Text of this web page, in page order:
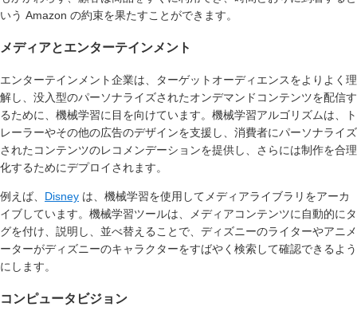
いう Amazon の約束を果たすことができます。
メディアとエンターテインメント
エンターテインメント企業は、ターゲットオーディエンスをよりよく理
解し、没入型のパーソナライズされたオンデマンドコンテンツを配信す
るために、機械学習に目を向けています。機械学習アルゴリズムは、ト
レーラーやその他の広告のデザインを支援し、消費者にパーソナライズ
されたコンテンツのレコメンデーションを提供し、さらには制作を合理
化するためにデプロイされます。
例えば、 Disney は、機械学習を使用してメディアライブラリをアーカ
イブしています。機械学習ツールは、メディアコンテンツに自動的にタ
グを付け、説明し、並べ替えることで、ディズニーのライターやアニメ
ーターがディズニーのキャラクターをすばやく検索して確認できるよう
にします。
コンピュータビジョン